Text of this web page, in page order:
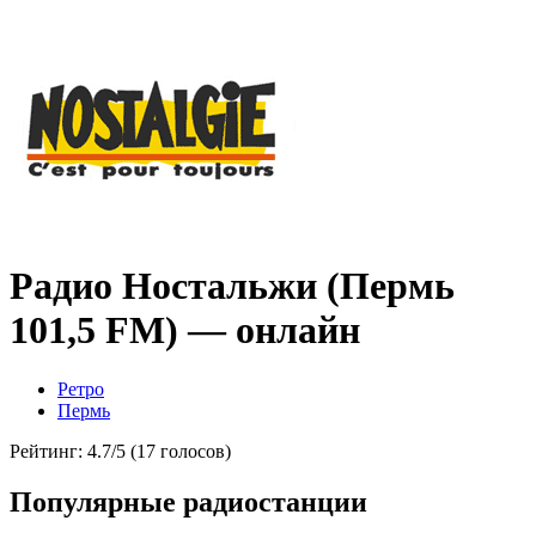
Радио Ностальжи (Пермь
101,5 FM) — онлайн
Ретро
Пермь
Рейтинг: 4.7/5 (17 голосов)
Популярные радиостанции